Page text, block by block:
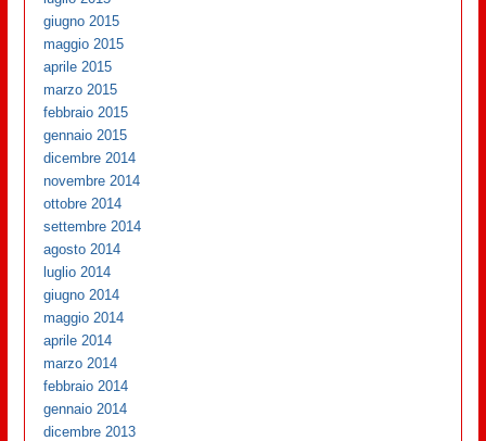
giugno 2015
maggio 2015
aprile 2015
marzo 2015
febbraio 2015
gennaio 2015
dicembre 2014
novembre 2014
ottobre 2014
settembre 2014
agosto 2014
luglio 2014
giugno 2014
maggio 2014
aprile 2014
marzo 2014
febbraio 2014
gennaio 2014
dicembre 2013